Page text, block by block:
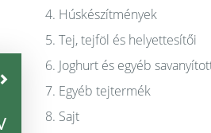
4. Húskészítmények
5. Tej, tejföl és helyettesítői
6. Joghurt és egyéb
7. Egyéb tejtermék
8. Sajt